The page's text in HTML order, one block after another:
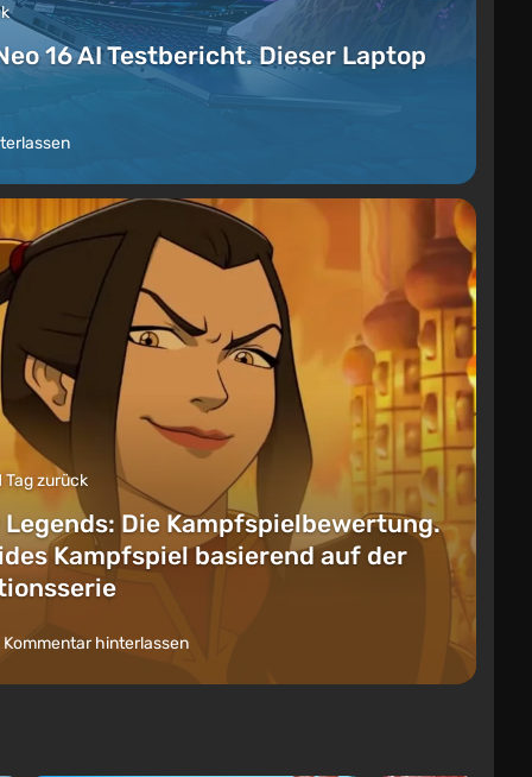
16 AI Testbericht. Dieser Laptop
Tag zurück
Die Kampfspielbewertung.
Kampfspiel basierend auf der
hinterlassen